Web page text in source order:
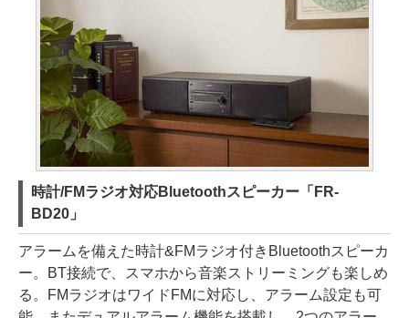
時計/FMラジオ対応Bluetoothスピーカー「FR-
BD20」
アラームを備えた時計&FMラジオ付きBluetoothスピーカ
ー。BT接続で、スマホから音楽ストリーミングも楽しめ
る。FMラジオはワイドFMに対応し、アラーム設定も可